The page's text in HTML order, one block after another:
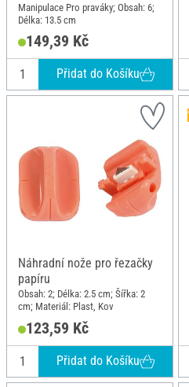
Manipulace Pro praváky; Obsah: 6;
Délka: 13.5 cm
149,39 Kč
Přidat do Košíku
Náhradní nože pro řezačky
papíru
Obsah: 2; Délka: 2.5 cm; Šířka: 2
cm; Materiál: Plast, Kov
123,59 Kč
Přidat do Košíku